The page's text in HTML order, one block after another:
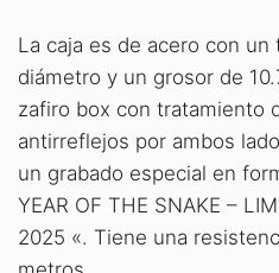
La caja es de acero con
diámetro y un grosor de
zafiro box con tratamiento
antirreflejos por ambos
un grabado especial en
YEAR OF THE SNAKE –
2025 «. Tiene una